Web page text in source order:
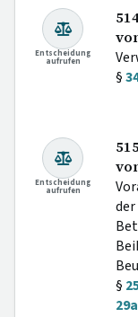
Entscheidung
aufrufen
§
Entscheidung
aufrufen
§
29a